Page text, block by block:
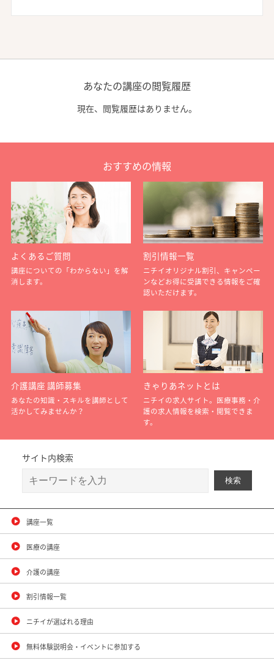
あなたの講座の閲覧履歴
現在、閲覧履歴はありません。
おすすめの情報
よくあるご質問
講座についての「わからない」を解
消します。
割引情報一覧
ニチイオリジナル割引、キャンペー
ンなどお得に受講できる情報をご確
認いただけます。
介護講座 講師募集
あなたの知識・スキルを講師として
活かしてみませんか？
きゃりあネットとは
ニチイの求人サイト。医療事務・介
護の求人情報を検索・閲覧できま
す。
サイト内検索
講座一覧
医療の講座
介護の講座
割引情報一覧
ニチイが選ばれる理由
無料体験説明会・イベントに参加する